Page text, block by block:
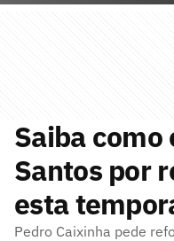
Saiba como
Santos por
esta
Pedro Caixinha pede